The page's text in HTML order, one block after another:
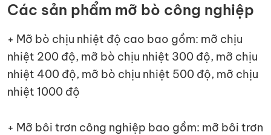
Các sản phẩm mỡ bò công nghiệp
+ Mỡ bò chịu nhiệt độ cao bao gồm: mỡ chịu
nhiệt 200 độ, mỡ bò chịu nhiệt 300 độ, mỡ chịu
nhiệt 400 độ, mỡ bò chịu nhiệt 500 độ, mỡ chịu
nhiệt 1000 độ
+ Mỡ bôi trơn công nghiệp bao gồm: mỡ bôi trơn